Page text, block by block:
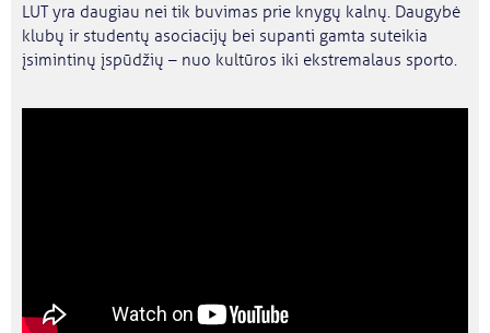
LUT yra daugiau nei tik buvimas prie knygų kalnų. Daugybė
klubų ir studentų asociacijų bei supanti gamta suteikia
įsimintinų įspūdžių – nuo ​​kultūros iki ekstremalaus sporto.